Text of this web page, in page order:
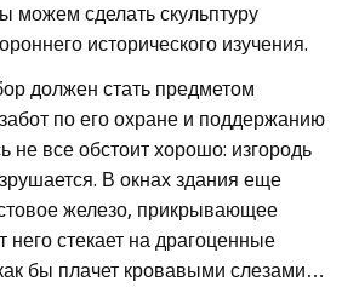
можем сделать скульптуру
исторического изучения.
должен стать предметом
по его охране и поддержанию
не все обстоит хорошо: изгородь
В окнах здания еще
железо, прикрывающее
него стекает на драгоценные
бы плачет кровавыми слезами…